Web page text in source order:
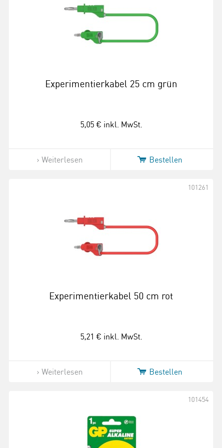
Experimentierkabel 25 cm grün
5,05 € inkl. MwSt.
Weiterlesen Bestellen
Experimentierkabel 50 cm rot
101261
5,21 € inkl. MwSt.
Weiterlesen Bestellen
101454